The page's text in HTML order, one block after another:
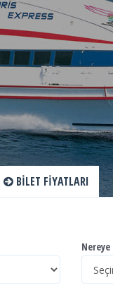
BILET FIYATLARI
Nereye